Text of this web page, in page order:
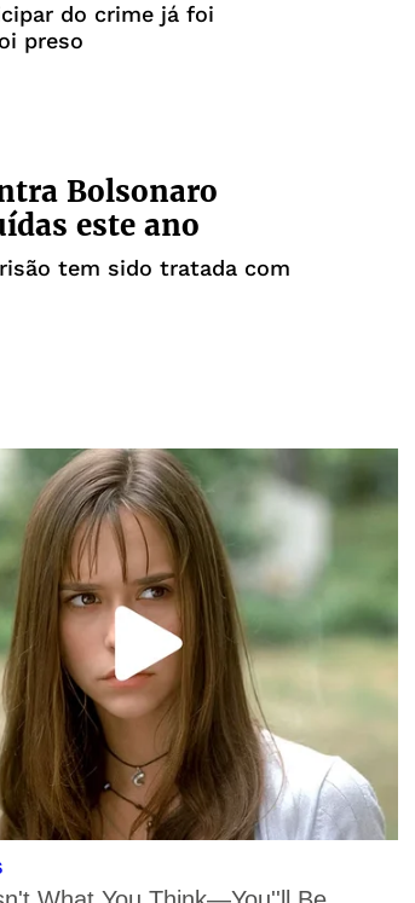
do crime já foi
preso
Bolsonaro
este ano
tem sido tratada com